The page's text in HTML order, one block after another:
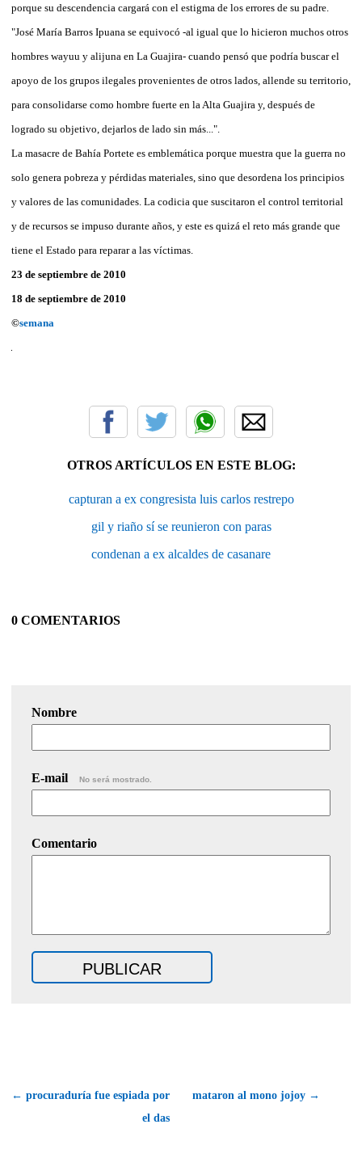
porque su descendencia cargará con el estigma de los errores de su padre.
"José María Barros Ipuana se equivocó -al igual que lo hicieron muchos otros
hombres wayuu y alijuna en La Guajira- cuando pensó que podría buscar el
apoyo de los grupos ilegales provenientes de otros lados, allende su territorio,
para consolidarse como hombre fuerte en la Alta Guajira y, después de
logrado su objetivo, dejarlos de lado sin más...".
La masacre de Bahía Portete es emblemática porque muestra que la guerra no
solo genera pobreza y pérdidas materiales, sino que desordena los principios
y valores de las comunidades. La codicia que suscitaron el control territorial
y de recursos se impuso durante años, y este es quizá el reto más grande que
tiene el Estado para reparar a las víctimas.
23 de septiembre de 2010
18 de septiembre de 2010
©semana
OTROS ARTÍCULOS EN ESTE BLOG:
capturan a ex congresista luis carlos restrepo
gil y riaño sí se reunieron con paras
condenan a ex alcaldes de casanare
0 COMENTARIOS
Nombre
E-mail No será mostrado.
Comentario
← procuraduría fue espiada por
el das
mataron al mono jojoy →